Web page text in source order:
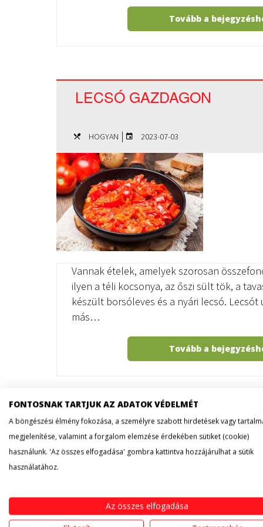
Tovább a
LECSÓ GAZDAGON
HOGYAN | 2023-07-03
Vannak ételek, amelyek szorosan
ilyen a téli kocsonya, az őszi sült tök, a
készült borsóleves és a nyári lecsó.
más…
Tovább a
KATEGÓRIÁK
Blog
ÉRDEKESSÉG
HOGYAN
FONTOSNAK TARTJUK AZ ADATOK VÉDELMÉT
A böngészési élmény fokozása, a személyre szabott hirdetések vagy
megjelenítése, valamint a forgalom elemzése érdekében sütiket (cookie)
használunk. 'Az összes elfogadása' gombra kattintva hozzájárulhat a sütik
használatához.
Az összes elfogadása